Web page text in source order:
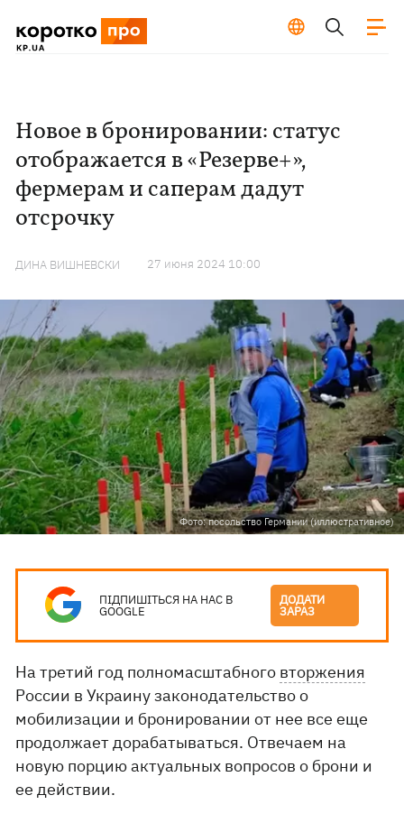
Новое в бронировании: статус
отображается в «Резерве+»,
фермерам и саперам дадут
отсрочку
ДИНА ВИШНЕВСКИ 27 июня 2024 10:00
Фото: посольство Германии (иллюстративное)
ПІДПИШІТЬСЯ НА НАС В
GOOGLE
ДОДАТИ
ЗАРАЗ
На третий год полномасштабного вторжения
России в Украину законодательство о
мобилизации и бронировании от нее все еще
продолжает дорабатываться. Отвечаем на
новую порцию актуальных вопросов о брони и
ее действии.